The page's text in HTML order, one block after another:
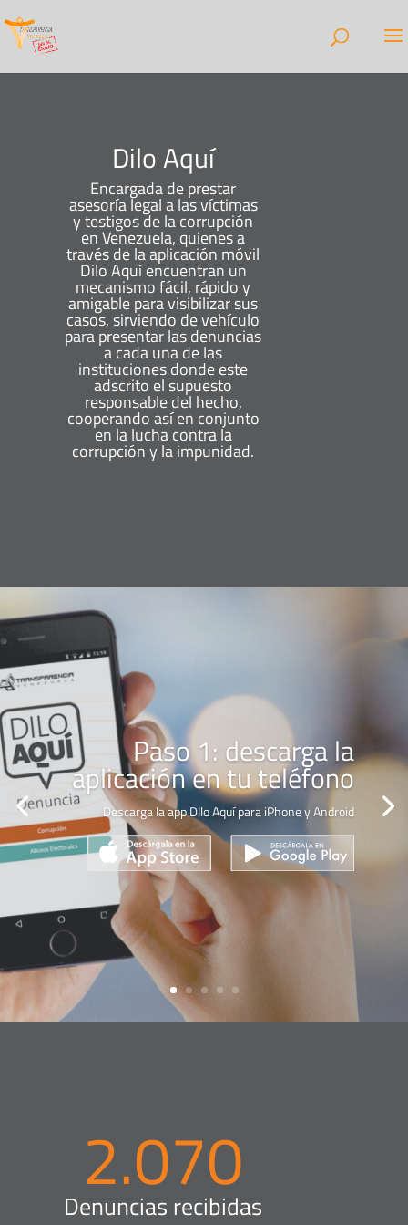
Dilo Aquí
Encargada de prestar
asesoría legal a las víctimas
y testigos de la corrupción
en Venezuela, quienes a
través de la aplicación móvil
Dilo Aquí encuentran un
mecanismo fácil, rápido y
amigable para visibilizar sus
casos, sirviendo de vehículo
para presentar las denuncias
a cada una de las
instituciones donde este
adscrito el supuesto
responsable del hecho,
cooperando así en conjunto
en la lucha contra la
corrupción y la impunidad.
Paso 1: descarga la
aplicación en tu teléfono
Descarga la app DIlo Aquí para iPhone y Android
2.070
Denuncias recibidas